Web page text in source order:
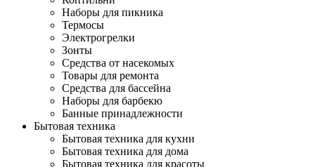
Наборы для пикника
Термосы
Электрогрелки
Зонты
Средства от насекомых
Товары для ремонта
Средства для бассейна
Наборы для барбекю
Банные принадлежности
Бытовая техника
Бытовая техника для кухни
Бытовая техника для дома
Бытовая техника для красоты